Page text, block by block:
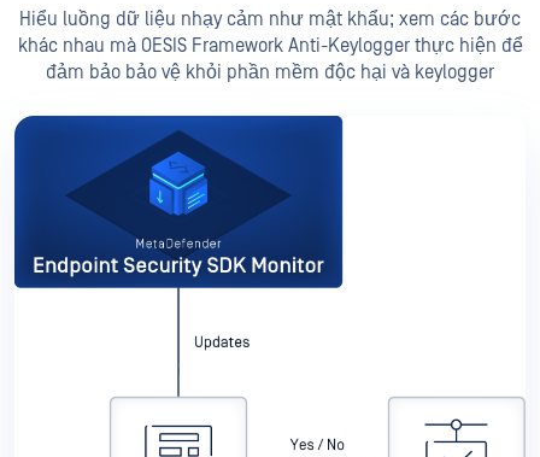
Hiểu luồng dữ liệu nhạy cảm như mật khẩu; xem các bước
khác nhau mà OESIS Framework Anti-Keylogger thực hiện để
đảm bảo bảo vệ khỏi phần mềm độc hại và keylogger